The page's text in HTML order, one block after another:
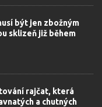
být jen zbožným
sklizeň již během
rajčat, která
a chutných